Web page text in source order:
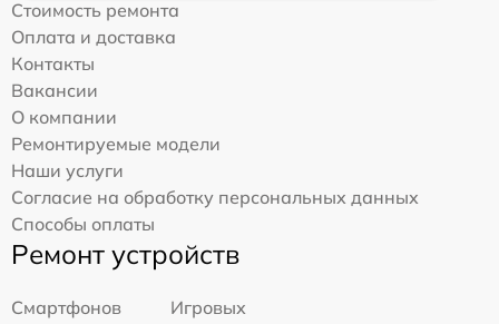
Стоимость ремонта
Оплата и доставка
Контакты
Вакансии
О компании
Ремонтируемые модели
Наши услуги
Согласие на обработку персональных данных
Способы оплаты
Ремонт устройств
Смартфонов
Игровых